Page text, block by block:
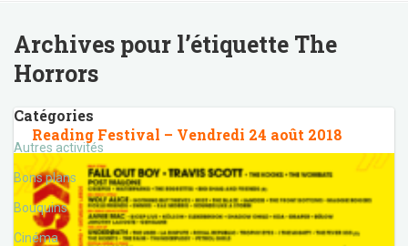
Archives pour l’étiquette The
Horrors
Catégories
Autres activités
Bons plans
Bouquins
Cinéma
Reading Festival – Vendredi 24 août 2018